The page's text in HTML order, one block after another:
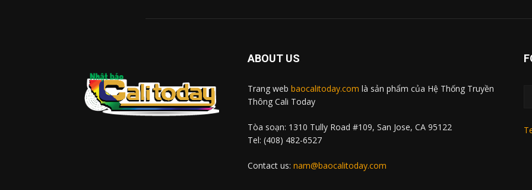
ABOUT US
Trang web baocalitoday.com là sản phẩm của Hệ Thống Truyền
Thông Cali Today
Tòa soạn: 1310 Tully Road #109, San Jose, CA 95122
Tel: (408) 482-6527
Contact us: nam@baocalitoday.com